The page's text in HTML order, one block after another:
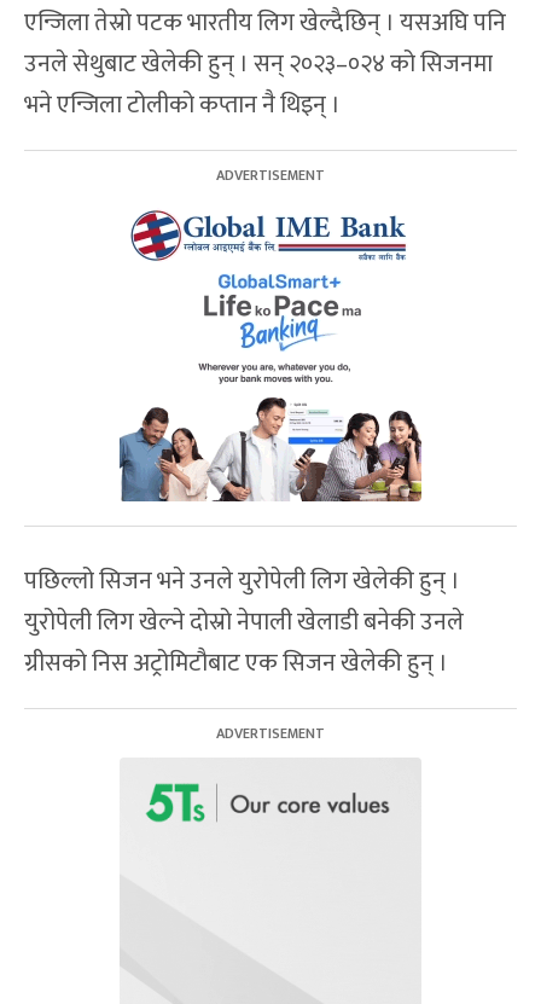
एन्जिला तेस्रो पटक भारतीय लिग खेल्दैछिन् । यसअघि पनि
उनले सेथुबाट खेलेकी हुन् । सन् २०२३–०२४ को सिजनमा
भने एन्जिला टोलीको कप्तान नै थिइन् ।
पछिल्लो सिजन भने उनले युरोपेली लिग खेलेकी हुन् ।
युरोपेली लिग खेल्ने दोस्रो नेपाली खेलाडी बनेकी उनले
ग्रीसको निस अट्रोमिटौबाट एक सिजन खेलेकी हुन् ।